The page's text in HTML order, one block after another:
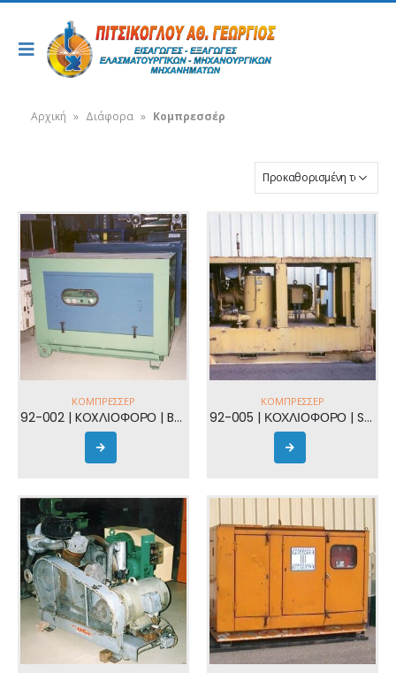
Αρχική » Διάφορα » Κομπρεσσέρ
ΚΟΜΠΡΕΣΣΈΡ
92-002 | KOXΛΙΟΦΟΡΟ | BAUER
ΚΟΜΠΡΕΣΣΈΡ
92-005 | ΚΟΧΛΙΟΦΟΡΟ | SULLAIR